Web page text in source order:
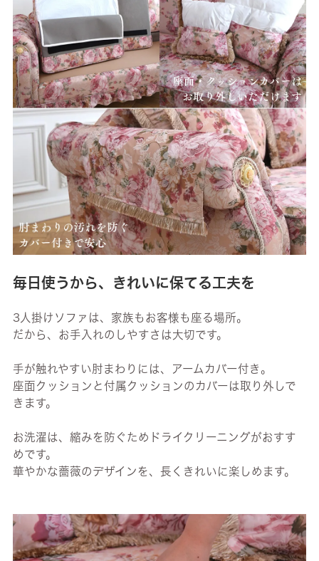
毎日使うから、きれいに保てる工夫を
3人掛けソファは、家族もお客様も座る場所。
だから、お手入れのしやすさは大切です。
手が触れやすい肘まわりには、アームカバー付き。
座面クッションと付属クッションのカバーは取り外しで
きます。
お洗濯は、縮みを防ぐためドライクリーニングがおすす
めです。
華やかな薔薇のデザインを、長くきれいに楽しめます。